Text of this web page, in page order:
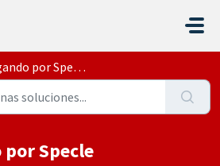
por Specle
por Specle